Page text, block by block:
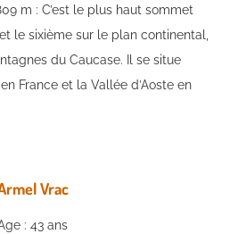
m : C’est le plus haut sommet
le sixième sur le plan continental,
du Caucase. Il se situe
France et la Vallée d’Aoste en
Vrac
: 43 ans